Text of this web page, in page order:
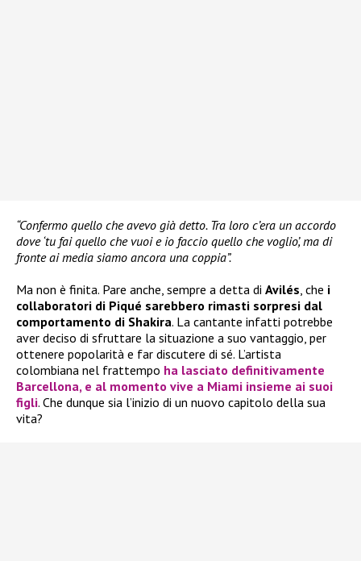
“Confermo quello che avevo già detto. Tra loro c’era un accordo
dove ‘tu fai quello che vuoi e io faccio quello che voglio’, ma di
fronte ai media siamo ancora una coppia”.
Ma non è finita. Pare anche, sempre a detta di Avilés, che i
collaboratori di Piqué sarebbero rimasti sorpresi dal
comportamento di Shakira. La cantante infatti potrebbe
aver deciso di sfruttare la situazione a suo vantaggio, per
ottenere popolarità e far discutere di sé. L’artista
colombiana nel frattempo ha lasciato definitivamente
Barcellona, e al momento vive a Miami insieme ai suoi
figli. Che dunque sia l’inizio di un nuovo capitolo della sua
vita?